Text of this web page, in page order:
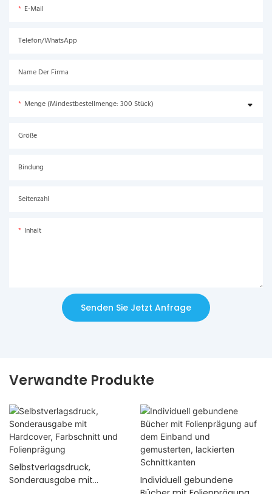
E-Mail
Telefon/WhatsApp
Name Der Firma
Menge (Mindestbestellmenge: 300 Stück)
Größe
Bindung
Seitenzahl
Inhalt
Senden Sie Jetzt Anfrage
Verwandte Produkte
Selbstverlagsdruck,
Sonderausgabe mit
Individuell gebundene